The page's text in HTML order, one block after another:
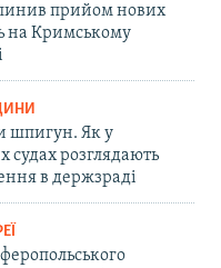
прийом нових
на Кримському
шпигун. Як у
судах розглядають
в держзраді